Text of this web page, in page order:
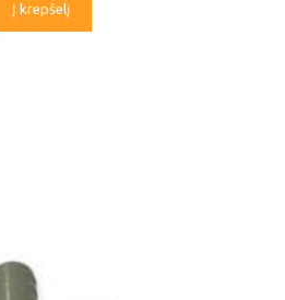
Į krepšelį